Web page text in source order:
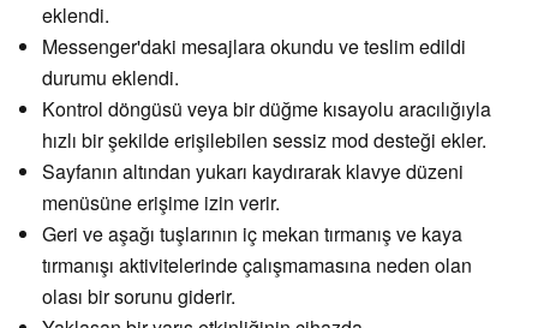
eklendi.
Messenger'daki mesajlara okundu ve teslim edildi
durumu eklendi.
Kontrol döngüsü veya bir düğme kısayolu aracılığıyla
hızlı bir şekilde erişilebilen sessiz mod desteği ekler.
Sayfanın altından yukarı kaydırarak klavye düzeni
menüsüne erişime izin verir.
Geri ve aşağı tuşlarının iç mekan tırmanış ve kaya
tırmanışı aktivitelerinde çalışmamasına neden olan
olası bir sorunu giderir.